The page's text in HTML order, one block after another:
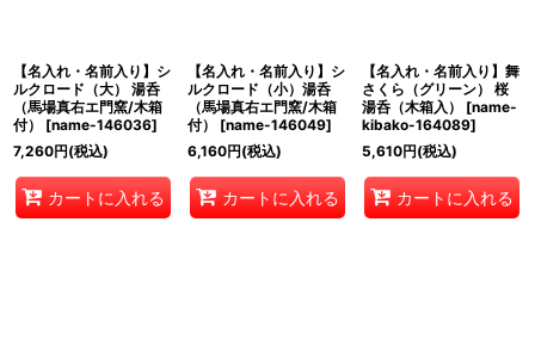
【名入れ・名前入り】シ
ルクロード（大） 湯呑
（馬場真右エ門窯/木箱
付）
[name-146036]
7,260円(税込)
カートに入れる
【名入れ・名前入り】シ
ルクロード（小）湯呑
（馬場真右エ門窯/木箱
付）
[name-146049]
6,160円(税込)
カートに入れる
【名入れ・名前入り】舞
さくら（グリーン） 桜
湯呑（木箱入）
[name-
kibako-164089]
5,610円(税込)
カートに入れる